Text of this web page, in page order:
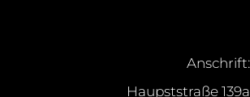
Anschrift:
Haupststraße 139a